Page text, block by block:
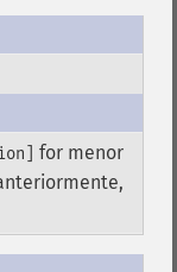
for menor